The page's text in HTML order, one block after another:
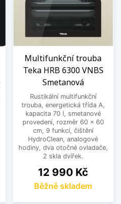
Multifunkční trouba
Teka HRB 6300 VNBS
Smetanová
Rustikální multifunkční
trouba, energetická třída A,
kapacita 70 l, smetanové
provedení, rozměr 60 x 60
cm, 9 funkcí, čištění
HydroClean, analogové
hodiny, dva otočné ovladače,
2 skla dvířek.
Cena
12 990 Kč
Běžně skladem